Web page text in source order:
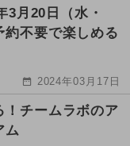
3月20日（水・
不要で楽しめる
2024年03月17日
！チームラボのア
ム